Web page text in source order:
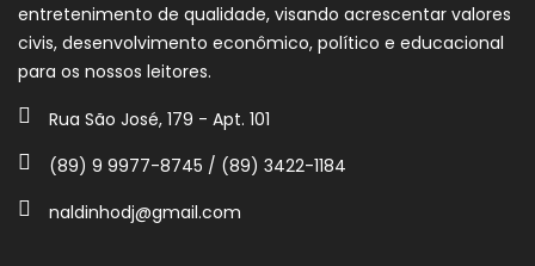
entretenimento de qualidade, visando acrescentar valores
civis, desenvolvimento econômico, político e educacional
para os nossos leitores.
Rua São José, 179 - Apt. 101
(89) 9 9977-8745 / (89) 3422-1184
naldinhodj@gmail.com